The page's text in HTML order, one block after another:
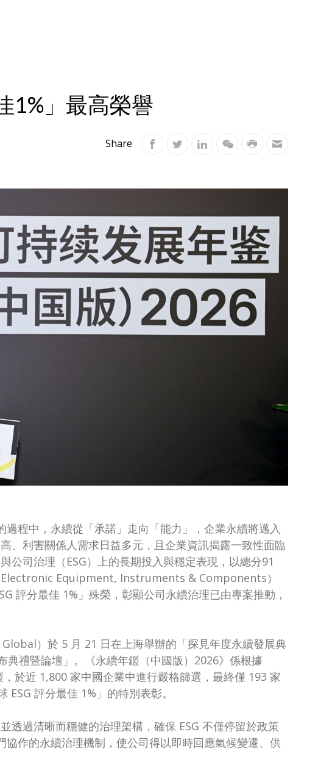
1%」最高榮譽
Share
程中，永續從「承諾」走向「能力」，企業永續將邁入
、利害關係人需求日益多元，且企業資訊揭露一致性面臨
公司治理（ESG）上的長期投入與穩定表現，以總分91
Electronic Equipment, Instruments & Components）
評分最佳 1%」殊榮，彰顯公司永續治理已由專案推動，
）於 5 月 21 日在上海舉辦的「探見年度永續發展典
禮暨論壇」。《永續年鑑（中國版）2026》係根據
於近 1,800 家中國企業中進行嚴格篩選，最終僅 193 家
評分最佳 1%」的特別表彰。
透過清晰而穩健的治理架構，確保 ESG 不僅停留於政策
作的永續治理機制，使公司得以即時回應氣候變遷、供